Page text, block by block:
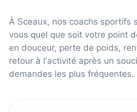
À Sceaux, nos coachs sportifs
vous quel que soit votre point
en douceur, perte de poids,
retour à l'activité après un
demandes les plus fréquentes.